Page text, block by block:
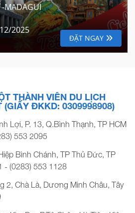
THÀNH VIÊN DU LỊCH
553 2095
Bình Chánh, TP Thủ Đức, TP
- (0283) 553 1128
2, Chà Là, Dương Minh Châu, Tây
Kim Dự, P.Tô Châu, Hà Tiên, Kiên